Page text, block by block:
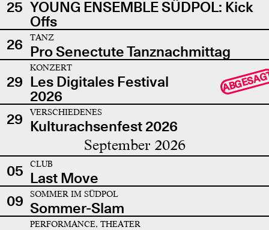
25 YOUNG ENSEMBLE SÜDPOL: Kick
Offs
26
TANZ
Pro Senectute Tanznachmittag
29
KONZERT
Les Digitales Festival
2026
29 VERSCHIEDENES
Kulturachsenfest 2026
September 2026
05 CLUB
Last Move
09
SOMMER IM SÜDPOL
Sommer-Slam
PERFORMANCE, THEATER